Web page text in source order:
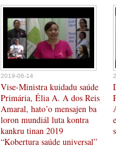
2019-06-14
Vise-Ministra kuidadu saúde
Primária, Élia A. A dos Reis
Amaral, hato’o mensajen ba
loron mundiál luta kontra
kankru tinan 2019
“Kobertura saúde universal”